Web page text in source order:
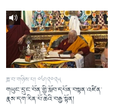
ཟླ་བ་གཉིས་པ། ༠༦།༢༠༢༥
གཡུང་དྲུང་བོན་གྱི་སློབ་དཔོན་བསྟན་འཛིན་
རྣམ་དག་རིན་པོ་ཆེའི་བརྒྱ་སྟོན།